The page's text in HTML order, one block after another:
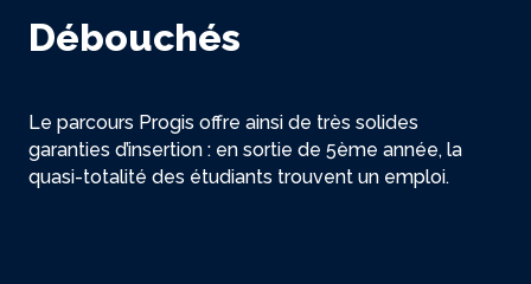
Débouchés
Le parcours Progis offre ainsi de très solides
garanties d’insertion : en sortie de 5ème année, la
quasi-totalité des étudiants trouvent un emploi.